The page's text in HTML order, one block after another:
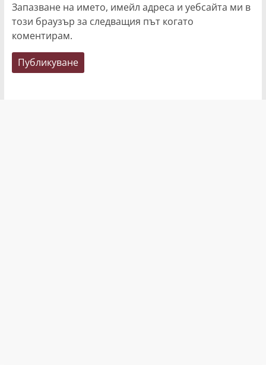
Запазване на името, имейл адреса и уебсайта ми в
този браузър за следващия път когато
коментирам.